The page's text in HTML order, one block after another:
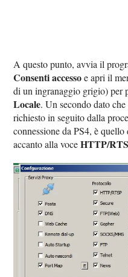
A questo punto, avvia il
Consenti accessoe apri il
di un ingranaggio grigio) per
Locale. Un secondo dato
richiesto in seguito dalla
connessione da PS4, è
accanto alla voceHTTP/